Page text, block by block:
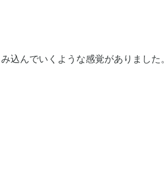
込んでいくような感覚がありました。